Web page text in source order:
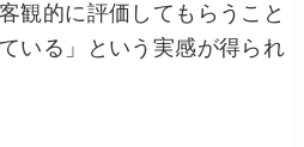
観的に評価してもらうこと
いる」という実感が得られ